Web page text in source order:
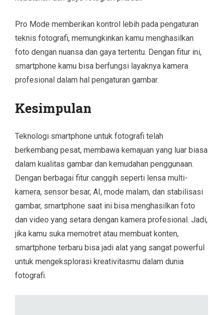
Pro Mode memberikan kontrol lebih pada pengaturan
teknis fotografi, memungkinkan kamu menghasilkan
foto dengan nuansa dan gaya tertentu. Dengan fitur ini,
smartphone kamu bisa berfungsi layaknya kamera
profesional dalam hal pengaturan gambar.
Kesimpulan
Teknologi smartphone untuk fotografi telah
berkembang pesat, membawa kemajuan yang luar biasa
dalam kualitas gambar dan kemudahan penggunaan.
Dengan berbagai fitur canggih seperti lensa multi-
kamera, sensor besar, AI, mode malam, dan stabilisasi
gambar, smartphone saat ini bisa menghasilkan foto
dan video yang setara dengan kamera profesional. Jadi,
jika kamu suka memotret atau membuat konten,
smartphone terbaru bisa jadi alat yang sangat powerful
untuk mengeksplorasi kreativitasmu dalam dunia
fotografi.